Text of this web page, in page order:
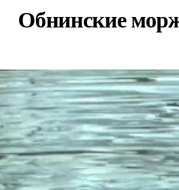
Обнинские